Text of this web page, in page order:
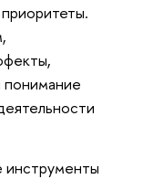
понимание
инструменты